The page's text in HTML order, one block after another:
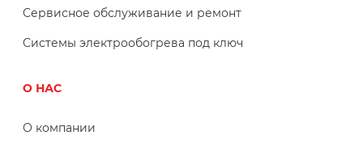
Сервисное обслуживание и ремонт
Системы электрообогрева под ключ
О НАС
О компании